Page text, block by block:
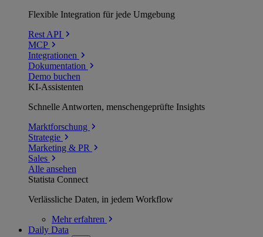
Flexible Integration für jede Umgebung
Rest API
MCP
Integrationen
Dokumentation
Demo buchen
KI-Assistenten
Schnelle Antworten, menschengeprüfte Insights
Marktforschung
Strategie
Marketing & PR
Sales
Alle ansehen
Statista Connect
Verlässliche Daten, in jedem Workflow
Mehrerfahren
Daily Data